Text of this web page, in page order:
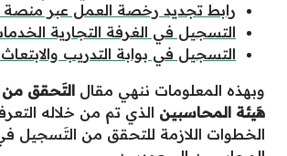
رابط تجديد رخصة العمل عبر
التسجيل في الغرفة التجارية
التسجيل في بوابة التدريب
وبهذه المعلومات ننهي مقال التَحقق
هَيئة المحاسبين الذي تم من خلاله
الخطوات اللازمة للتحقق من التَسجيل